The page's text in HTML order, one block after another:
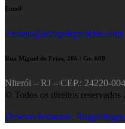
Email
contato@acropoleprojetos.com
Rua Miguel de Frias, 206 / Gr. 608
Niterói – RJ – CEP.: 24220-004
© Todos os direitos reservados
Desenvolvimento: